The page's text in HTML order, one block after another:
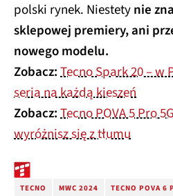
polski rynek. Niestetynie
sklepowej premiery, ani
nowego modelu.
Zobacz:Tecno Spark 20 –
seria na każdą kieszeń
Zobacz:Tecno POVA 5 Pro
wyróżnisz się z tłumu
TECNO MWC 2024 TECNO POVA 6